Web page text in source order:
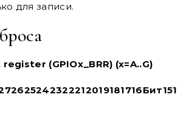
для записи.
(GPIOx_BRR) (x=A..G)
2625242322212019181716Бит1514